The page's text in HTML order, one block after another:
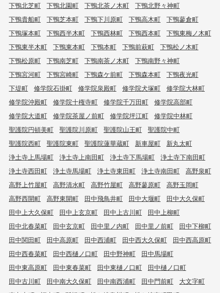
下鴨北芝町
下鴨北園町 下鴨北茶ノ木町
下鴨北野々神町
下鴨貴船町
下鴨芝本町 下鴨下川原町 下鴨高木町
下鴨蓼倉町
下鴨塚本町
下鴨西半木町 下鴨西林町 下鴨西本町
下鴨東梅ノ木町
下鴨東半木町
下鴨東本町 下鴨本町 下鴨前萩町
下鴨松ノ木町
下鴨松原町
下鴨南芝町 下鴨南茶ノ木町
下鴨南野々神町
下鴨宮河町
下鴨宮崎町 下鴨森ケ前町 下鴨森本町
下鴨夜光町
下堤町
修学院石掛町 修学院泉殿町 修学院犬塚町
修学院大林町
修学院沖殿町
修学院十権寺町 修学院千万田町
修学院高部町
修学院大道町
修学院茶屋ノ前町 修学院坪江町
修学院中林町
聖護院円頓美町
聖護院川原町 聖護院山王町
聖護院中町
聖護院西町
聖護院東町 聖護院蓮華蔵町 新車屋町
新丸太町
浄土寺上馬場町
浄土寺上南田町 浄土寺下馬場町
浄土寺下南田町
浄土寺西田町
浄土寺馬場町 浄土寺東田町 浄土寺南田町
高野泉町
高野上竹屋町
高野清水町 高野竹屋町 高野蓼原町
高野玉岡町
高野西開町
高野東開町 田中飛鳥井町 田中大堰町
田中大久保町
田中上大久保町
田中上玄京町 田中上古川町
田中上柳町
田中北春菜町
田中玄京町 田中里ノ内町 田中里ノ前町
田中下柳町
田中関田町
田中高原町 田中西浦町 田中西大久保町
田中西高原町
田中西春菜町
田中西樋ノ口町 田中野神町
田中馬場町
田中東高原町
田中東春菜町 田中東樋ノ口町
田中樋ノ口町
田中古川町
田中南大久保町 田中南西浦町 田中門前町
大文字町